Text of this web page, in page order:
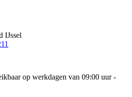
IJssel
op werkdagen van 09:00 uur -